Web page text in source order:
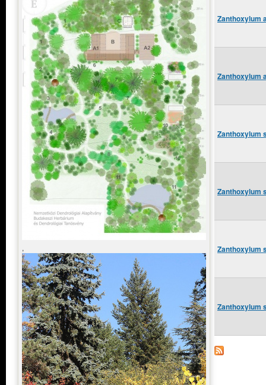
Zanthoxylum
Zanthoxylum
Zanthoxylum
Zanthoxylum
Zanthoxylum
Zanthoxylum
,